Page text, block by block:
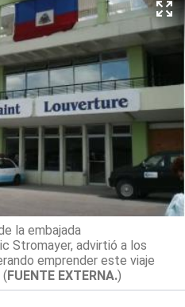
la embajada
Stromayer, advirtió a los
emprender este viaje
(FUENTE EXTERNA.)